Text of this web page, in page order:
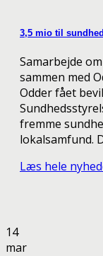
3,5 mio til
Samarbejde
sammen med
Odder fået
fremme
lokalsamfund.
Læs hele
14
mar